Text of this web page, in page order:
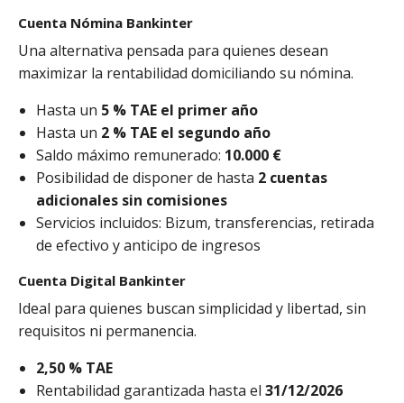
Cuenta Nómina Bankinter
Una alternativa pensada para quienes desean
maximizar la rentabilidad domiciliando su nómina.
Hasta un 5 % TAE el primer año
Hasta un 2 % TAE el segundo año
Saldo máximo remunerado: 10.000 €
Posibilidad de disponer de hasta 2 cuentas
adicionales sin comisiones
Servicios incluidos: Bizum, transferencias, retirada
de efectivo y anticipo de ingresos
Cuenta Digital Bankinter
Ideal para quienes buscan simplicidad y libertad, sin
requisitos ni permanencia.
2,50 % TAE
Rentabilidad garantizada hasta el 31/12/2026